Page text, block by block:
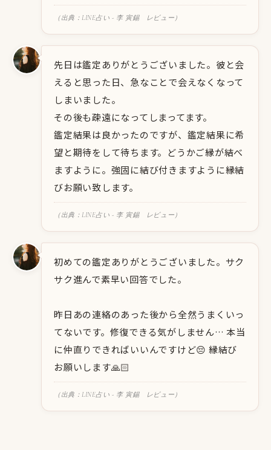
（出典：LINE占い - 李 寅錫 レビュー）
先日は鑑定ありがとうございました。彼と会
えると思った日、急なことで会えなくなって
しまいました。
その後も疎遠になってしまってます。
鑑定結果は良かったのですが、鑑定結果に希
望と期待をして待ちます。どうかご縁が結べ
ますように。強固に結び付きますように縁結
びお願い致します。
（出典：LINE占い - 李 寅錫 レビュー）
初めての鑑定ありがとうございました。サク
サク進んで素早い回答でした。
昨日あの連絡のあった後から全然うまくいっ
てないです。修復できる気がしません… 本当
に仲直りできればいいんですけど😔 縁結び
お願いします🙏🏻
（出典：LINE占い - 李 寅錫 レビュー）